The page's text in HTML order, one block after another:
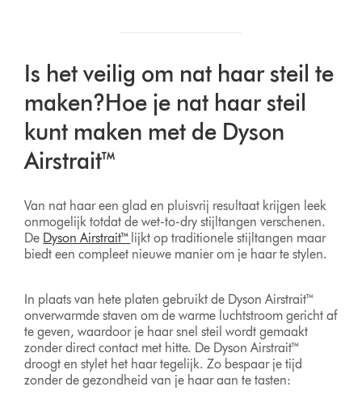
Is het veilig om nat haar steil te
maken?Hoe je nat haar steil
kunt maken met de Dyson
Airstrait™
Van nat haar een glad en pluisvrij resultaat krijgen leek
onmogelijk totdat de wet-to-dry stijltangen verschenen.
De Dyson Airstrait™ lijkt op traditionele stijltangen maar
biedt een compleet nieuwe manier om je haar te stylen.
In plaats van hete platen gebruikt de Dyson Airstrait™
onverwarmde staven om de warme luchtstroom gericht af
te geven, waardoor je haar snel steil wordt gemaakt
zonder direct contact met hitte. De Dyson Airstrait™
droogt en stylet het haar tegelijk. Zo bespaar je tijd
zonder de gezondheid van je haar aan te tasten: